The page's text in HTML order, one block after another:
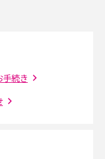
び方を紹介
状況の確認方法も解説
前に準備すべきものも紹
解説
手続き